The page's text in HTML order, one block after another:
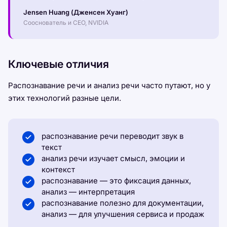
Jensen Huang (Дженсен Хуанг)
Сооснователь и CEO, NVIDIA
Ключевые отличия
Распознавание речи и анализ речи часто путают, но у
этих технологий разные цели.
распознавание речи переводит звук в
текст
анализ речи изучает смысл, эмоции и
контекст
распознавание — это фиксация данных,
анализ — интерпретация
распознавание полезно для документации,
анализ — для улучшения сервиса и продаж